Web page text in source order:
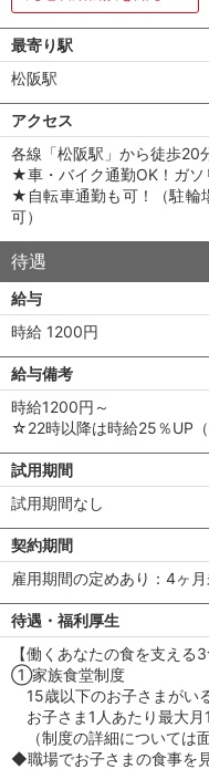
最寄り駅
松阪駅
アクセス
各線「松阪駅」から徒歩20
★車・バイク通勤OK！ガソ
★自転車通勤も可！（駐輪
可）
待遇
給与
時給 1200円
給与備考
時給1200円～
☆22時以降は時給25％UP（
試用期間
試用期間なし
契約期間
雇用期間の定めあり：4ヶ月
待遇・福利厚生
【働くあなたの食を支える3
①家族食堂制度
15歳以下のお子さまがい
お子さま1人あたり最大月
（制度の詳細については
◆職場でお子さまの食事を